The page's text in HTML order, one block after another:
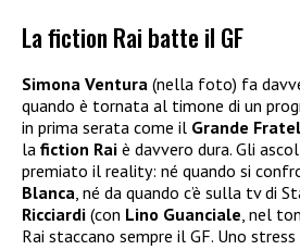
La fiction Rai batte il GF
Simona Ventura (nella foto) fa
quando è tornata al timone di un
in prima serata come il Grande
la fiction Rai è davvero dura. Gli
premiato il reality: né quando si
Blanca , né da quando c’è sulla tv di
Ricciardi (con Lino Guanciale , nel
Rai staccano sempre il GF. Uno